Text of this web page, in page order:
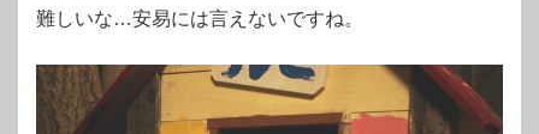
難しいな…安易には言えないですね。